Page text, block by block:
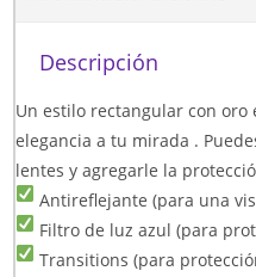
Descripción
Un estilo rectangular con
elegancia a tu mirada .
lentes y agregarle la
Antireflejante (para una
Filtro de luz azul (para
Transitions (para